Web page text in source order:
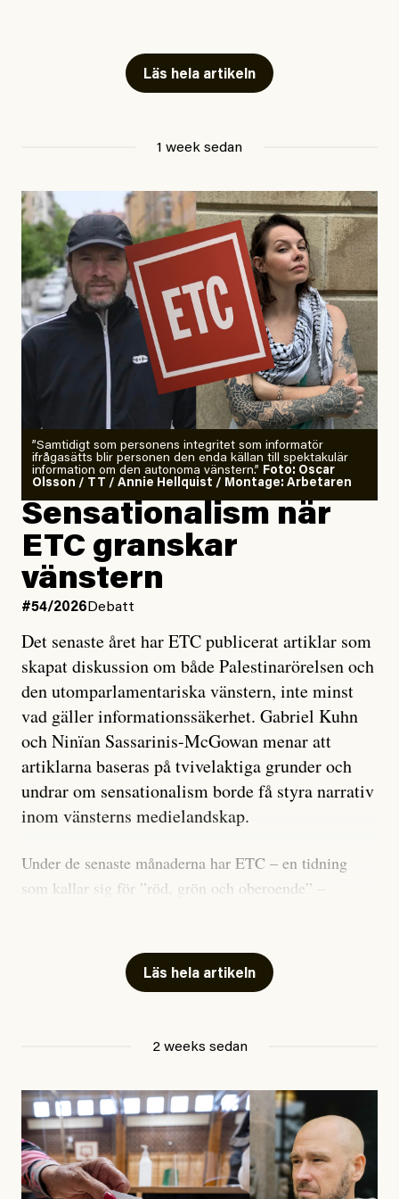
Läs hela artikeln
1 week sedan
”Samtidigt som personens integritet som informatör
ifrågasätts blir personen den enda källan till spektakulär
information om den autonoma vänstern.” Foto: Oscar
Olsson / TT / Annie Hellquist / Montage: Arbetaren
Sensationalism när
ETC granskar
vänstern
#54/2026 Debatt
Det senaste året har ETC publicerat artiklar som
skapat diskussion om både Palestinarörelsen och
den utomparlamentariska vänstern, inte minst
vad gäller informationssäkerhet. Gabriel Kuhn
och Ninïan Sassarinis-McGowan menar att
artiklarna baseras på tvivelaktiga grunder och
undrar om sensationalism borde få styra narrativ
inom vänsterns medielandskap.
Under de senaste månaderna har ETC – en tidning
som kallar sig för ”röd, grön och oberoende” –
skriver för? Vad betyder det att vara en ”röd, grön och
oberoende” tidning? Och vad är egentligen bra
utpekas som israelisk infiltratör”. Enligt ingressen
handlar artikeln om en person vars ”bakgrund skapar
splittring och oro i rörelsen”. Problemet är att artikeln
skapar betydligt mer oro i palestinarörelsen – och den
Läs hela artikeln
2 weeks sedan